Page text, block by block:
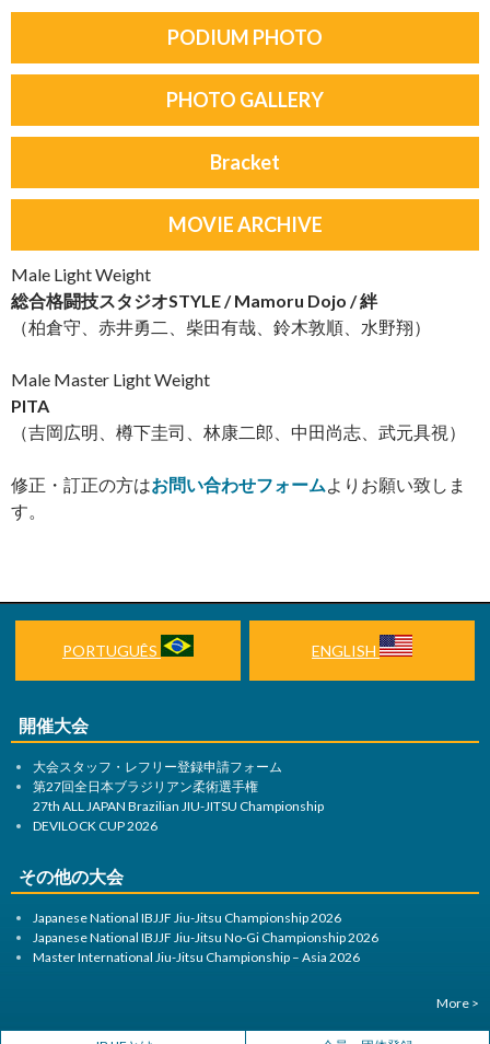
PODIUM PHOTO
PHOTO GALLERY
Bracket
MOVIE ARCHIVE
Male Light Weight
総合格闘技スタジオSTYLE / Mamoru Dojo / 絆
（柏倉守、赤井勇二、柴田有哉、鈴木敦順、水野翔）
Male Master Light Weight
PITA
（吉岡広明、樽下圭司、林康二郎、中田尚志、武元具視）
修正・訂正の方はお問い合わせフォーム よりお願い致しま
す。
PORTUGUÊS ENGLISH
開催大会
大会スタッフ・レフリー登録申請フォーム
第27回全日本ブラジリアン柔術選手権
27th ALL JAPAN Brazilian JIU-JITSU Championship
DEVILOCK CUP 2026
その他の大会
Japanese National IBJJF Jiu-Jitsu Championship 2026
Japanese National IBJJF Jiu-Jitsu No-Gi Championship 2026
Master International Jiu-Jitsu Championship – Asia 2026
More >